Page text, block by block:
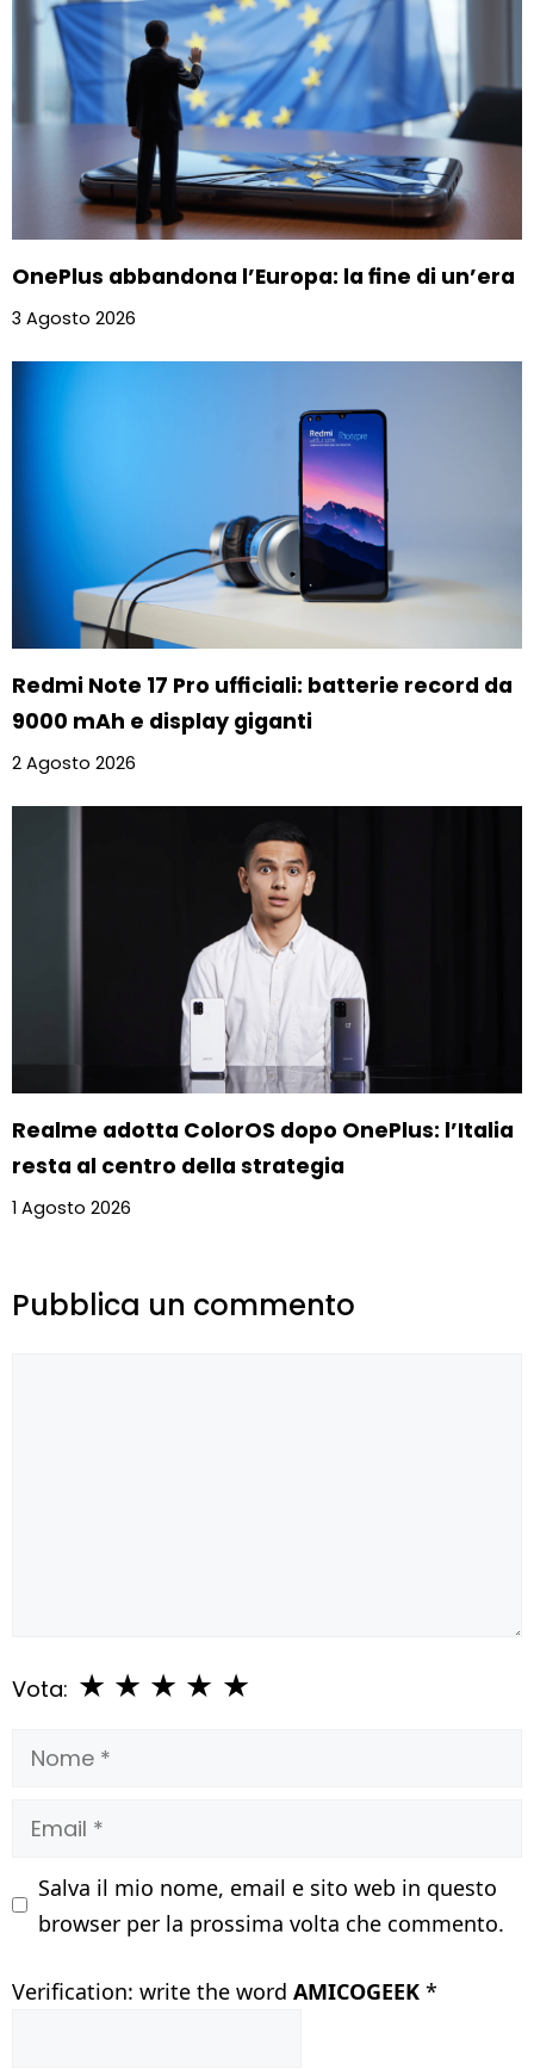
OnePlus abbandona l’Europa: la fine di un’era
3 Agosto 2026
Redmi Note 17 Pro ufficiali: batterie record da
9000 mAh e display giganti
2 Agosto 2026
Realme adotta ColorOS dopo OnePlus: l’Italia
resta al centro della strategia
1 Agosto 2026
Pubblica un commento
Vota: ★
★
★
★
★
Nome
Email
Salva il mio nome, email e sito web in questo
browser per la prossima volta che commento.
Verification: write the word AMICOGEEK *